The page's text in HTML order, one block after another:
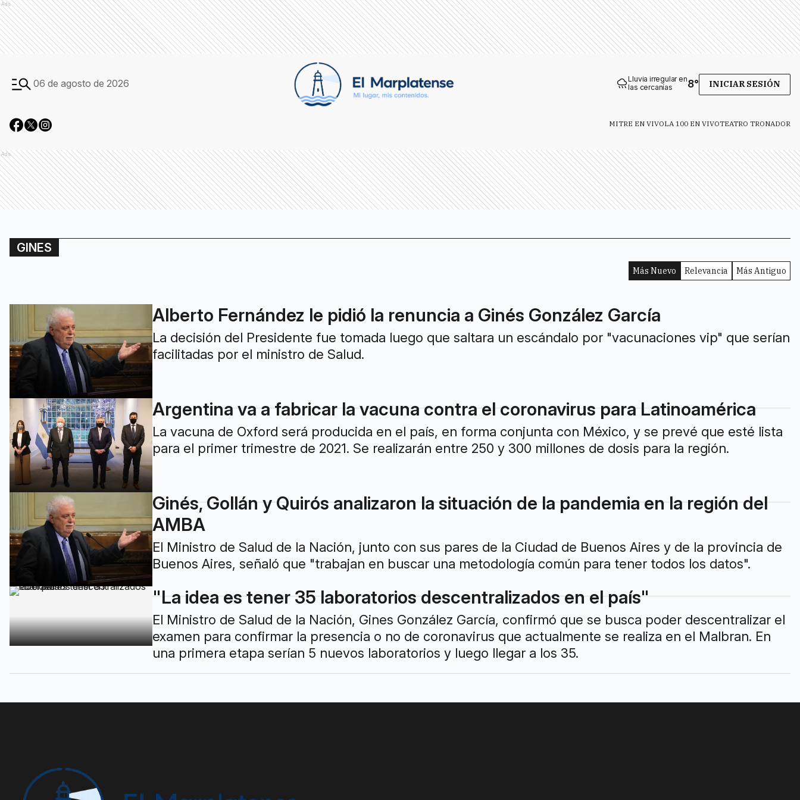
Ads
06 de agosto de 2026
Lluvia irregular en
las cercanías
8° INICIAR SESIÓN
MITRE EN VIVOLA 100 EN VIVOTEATRO TRONADOR
Ads
GINES
Más Nuevo Relevancia Más Antiguo
Alberto Fernández le pidió la renuncia a Ginés González García
La decisión del Presidente fue tomada luego que saltara un escándalo por "vacunaciones vip" que serían
facilitadas por el ministro de Salud.
Argentina va a fabricar la vacuna contra el coronavirus para Latinoamérica
La vacuna de Oxford será producida en el país, en forma conjunta con México, y se prevé que esté lista
para el primer trimestre de 2021. Se realizarán entre 250 y 300 millones de dosis para la región.
Ginés, Gollán y Quirós analizaron la situación de la pandemia en la región del
AMBA
El Ministro de Salud de la Nación, junto con sus pares de la Ciudad de Buenos Aires y de la provincia de
Buenos Aires, señaló que "trabajan en buscar una metodología común para tener todos los datos".
"La idea es tener 35 laboratorios descentralizados en el país"
El Ministro de Salud de la Nación, Gines González García, confirmó que se busca poder descentralizar el
examen para confirmar la presencia o no de coronavirus que actualmente se realiza en el Malbran. En
una primera etapa serían 5 nuevos laboratorios y luego llegar a los 35.